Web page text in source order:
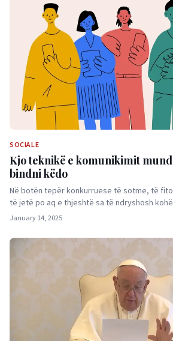
SOCIALE
Kjo teknikë e komunikimit mund
bindni këdo
Në botën tepër konkurruese të sotme, të
të jetë po aq e thjeshtë sa të ndryshosh
January 14, 2025